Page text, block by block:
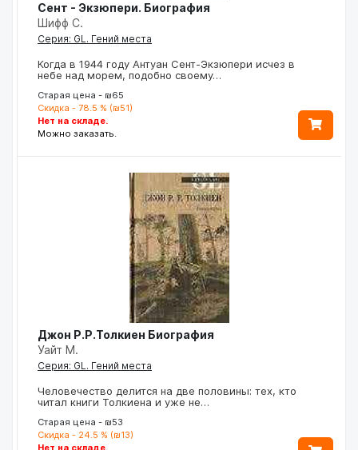
Сент - Экзюпери. Биография
Шифф С.
Серия: GL. Гений места
Когда в 1944 году Антуан Сент-Экзюпери исчез в
небе над морем, подобно своему…
Старая цена - ₪65
Скидка - 78.5 % (₪51)
Нет на складе.
Можно заказать.
Джон Р.Р.Толкиен Биография
Уайт М.
Серия: GL. Гений места
Человечество делится на две половины: тех, кто
читал книги Толкиена и уже не…
Старая цена - ₪53
Скидка - 24.5 % (₪13)
Нет на складе.